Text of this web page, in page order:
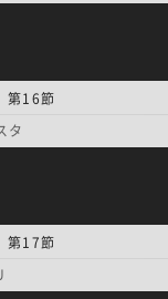
16節
タ
17節